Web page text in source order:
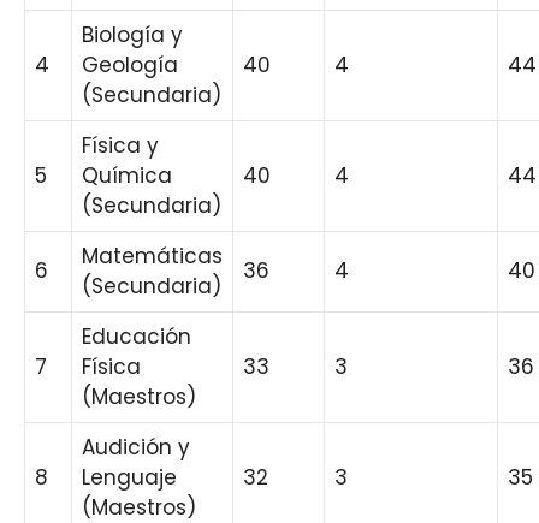
4
Biología y
Geología
(Secundaria)
40 4 44
5
Física y
Química
(Secundaria)
40 4 44
6
Matemáticas
(Secundaria)
36 4 40
7
Educación
Física
(Maestros)
33 3 36
8
Audición y
Lenguaje
(Maestros)
32 3 35